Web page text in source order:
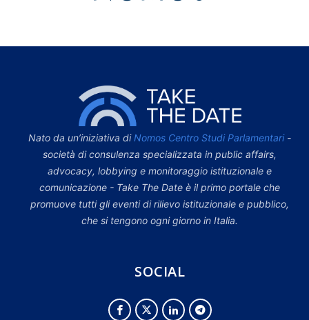
Nato da un’iniziativa di Nomos Centro Studi Parlamentari-
società di consulenza specializzata in public affairs,
advocacy, lobbying e monitoraggio istituzionale e
comunicazione - Take The Date è il primo portale che
promuove tutti gli eventi di rilievo istituzionale e pubblico,
che si tengono ogni giorno in Italia.
SOCIAL